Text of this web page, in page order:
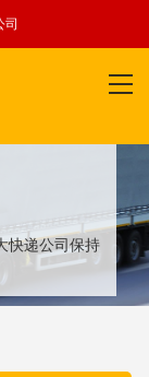
司
快递公司保持
多个性化需求